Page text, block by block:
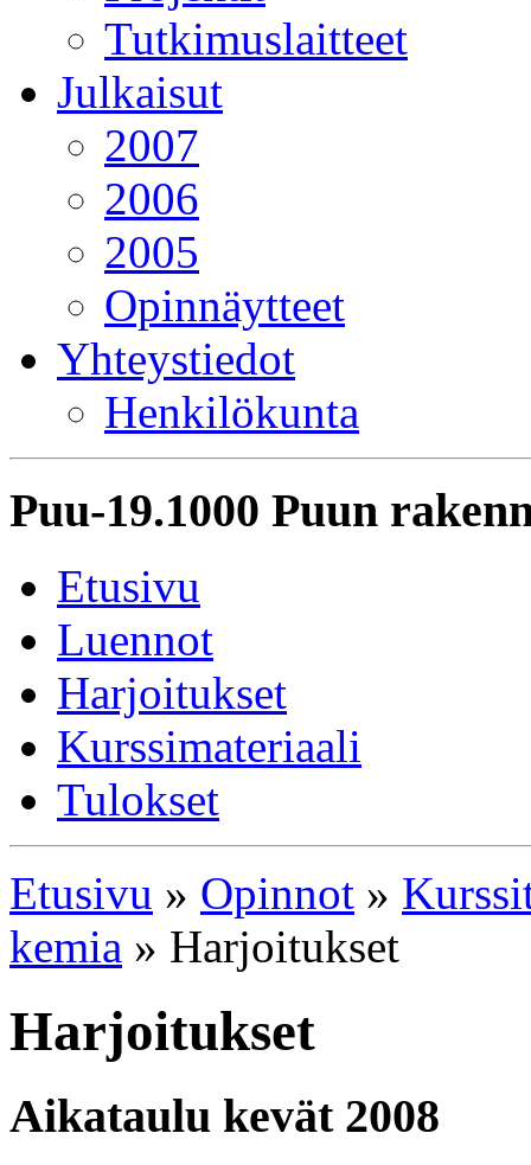
Tutkimuslaitteet
Julkaisut
2007
2006
2005
Opinnäytteet
Yhteystiedot
Henkilökunta
Puu-19.1000 Puun
Etusivu
Luennot
Harjoitukset
Kurssimateriaali
Tulokset
Etusivu » Opinnot »
kemia » Harjoitukset
Harjoitukset
Aikataulu kevät 2008